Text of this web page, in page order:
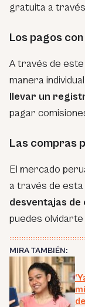
gratuita a
Los pagos con
A través de
manera
llevar un
pagar
Las compras
El mercado
a través de esta
desventajas
puedes
MIRA TAMBIÉN: